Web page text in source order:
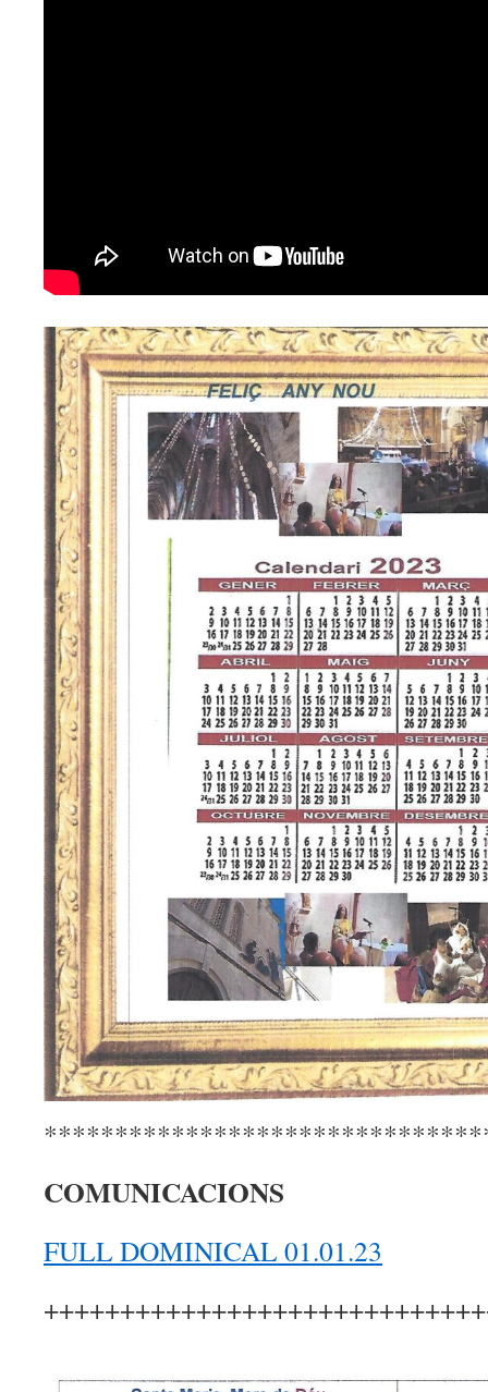
COMUNICACIONS
FULL DOMINICAL 01.01.23